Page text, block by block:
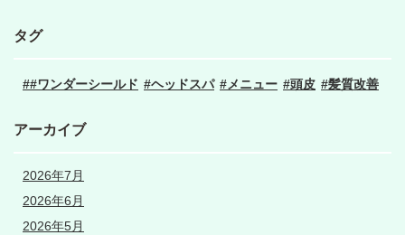
タグ
#ワンダーシールド ヘッドスパ メニュー 頭皮 髪質改善
アーカイブ
2026年7月
2026年6月
2026年5月